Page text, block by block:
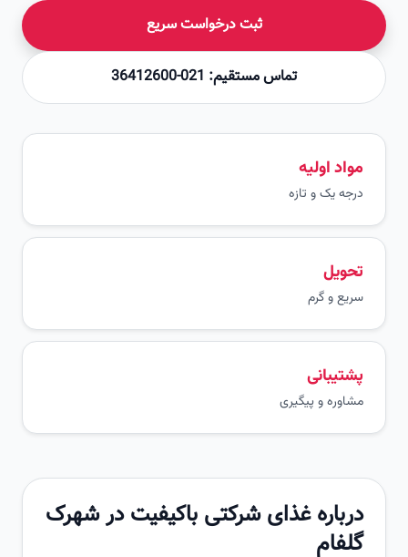
ثبت درخواست سریع
تماس مستقیم: 021-36412600
مواد اولیه
درجه یک و تازه
سریع و گرم
پشتیبانی
مشاوره و پیگیری
درباره غذای شرکتی باکیفیت در شهرک
گلفام